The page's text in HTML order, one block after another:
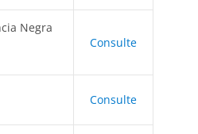
Negra
Consulte
Consulte